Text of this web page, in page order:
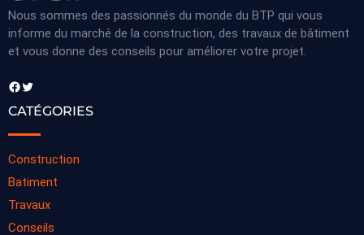
Nous sommes des passionnés du monde du BTP qui vous
informe du marché de la construction, des travaux de bâtiment
et vous donne des conseils pour améliorer votre projet.
Facebook Twitter
CATÉGORIES
Construction
Batiment
Travaux
Conseils